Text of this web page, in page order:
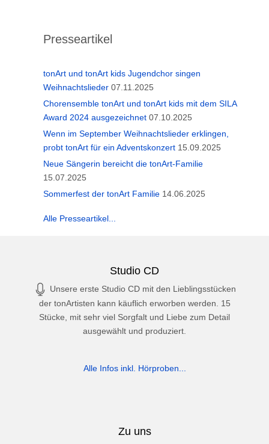
Presseartikel
tonArt und tonArt kids Jugendchor singen
Weihnachtslieder 07.11.2025
Chorensemble tonArt und tonArt kids mit dem SILA
Award 2024 ausgezeichnet 07.10.2025
Wenn im September Weihnachtslieder erklingen,
probt tonArt für ein Adventskonzert 15.09.2025
Neue Sängerin bereicht die tonArt-Familie
15.07.2025
Sommerfest der tonArt Familie 14.06.2025
Alle Presseartikel...
Studio CD
Unsere erste Studio CD mit den Lieblingsstücken
der tonArtisten kann käuflich erworben werden. 15
Stücke, mit sehr viel Sorgfalt und Liebe zum Detail
ausgewählt und produziert.
Alle Infos inkl. Hörproben...
Zu uns